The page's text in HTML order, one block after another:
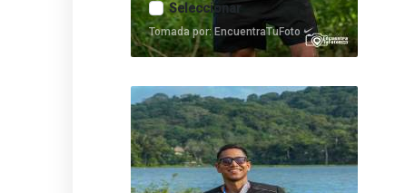
Seleccionar
Tomada por: EncuentraTuFoto